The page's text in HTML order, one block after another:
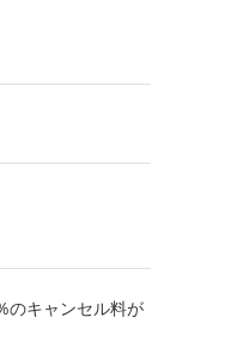
のキャンセル料が